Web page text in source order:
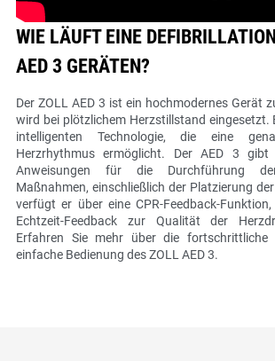
WIE LÄUFT EINE
AED 3 GERÄTEN?
Der ZOLL AED 3 ist ein hochmodernes Gerät
wird bei plötzlichem Herzstillstand eingesetzt.
intelligenten Technologie, die eine
Herzrhythmus ermöglicht. Der AED 3
Anweisungen für die Durchführung der
Maßnahmen, einschließlich der Platzierung
verfügt er über eine CPR-Feedback-
Echtzeit-Feedback zur Qualität der
Erfahren Sie mehr über die fortschrittliche
einfache Bedienung des ZOLL AED 3.